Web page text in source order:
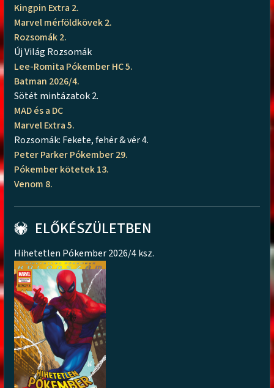
Kingpin Extra 2.
Marvel mérföldkövek 2.
Rozsomák 2.
Új Világ Rozsomák
Lee-Romita Pókember HC 5.
Batman 2026/4.
Sötét mintázatok 2.
MAD és a DC
Marvel Extra 5.
Rozsomák: Fekete, fehér & vér 4.
Peter Parker Pókember 29.
Pókember kötetek 13.
Venom 8.
ELŐKÉSZÜLETBEN
Hihetetlen Pókember 2026/4 ksz.